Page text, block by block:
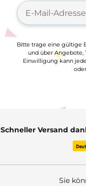
Bitte trage eine gültige
und über Angebote,
Einwilligung kann
Schneller Versand
Sie